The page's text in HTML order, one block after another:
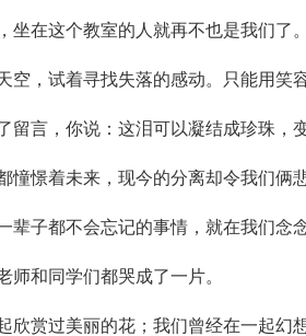
坐在这个教室的人就再不也是我们了。
空，试着寻找失落的感动。只能用笑
留言，你说：这泪可以凝结成珍珠，
憧憬着未来，现今的分离却令我们俩悲
辈子都不会忘记的事情，就在我们念
师和同学们都哭成了一片。
欣赏过美丽的花；我们曾经在一起幻